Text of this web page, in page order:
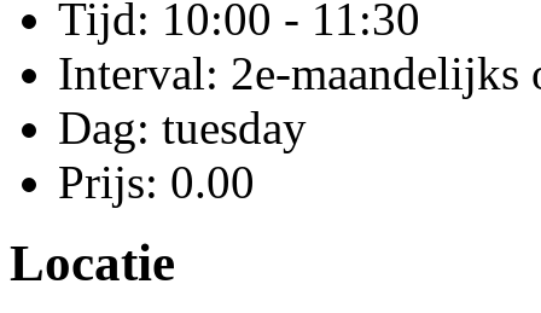
Tijd: 10:00 - 11:30
Interval: 2e-maandelijks
Dag: tuesday
Prijs: 0.00
Locatie